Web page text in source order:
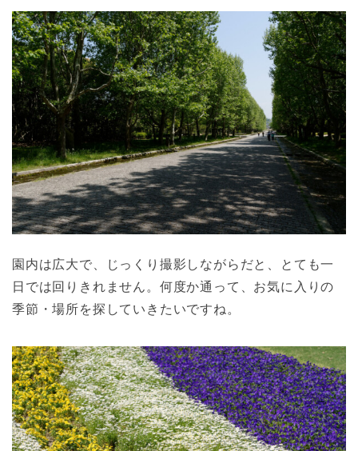
園内は広大で、じっくり撮影しながらだと、とても一
日では回りきれません。何度か通って、お気に入りの
季節・場所を探していきたいですね。